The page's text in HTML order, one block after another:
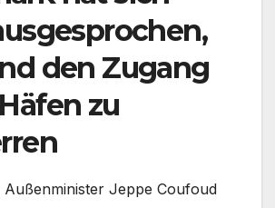
den Zugang
zu
Außenminister Jeppe Coufoud